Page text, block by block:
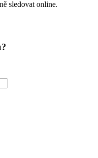
sledovat online.